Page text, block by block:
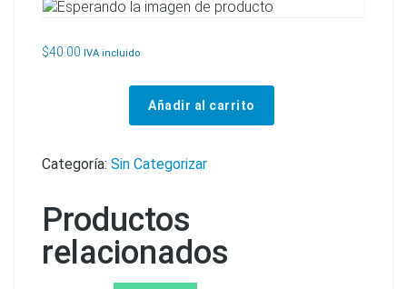
$40.00 IVA incluido
Añadir al carrito
Categoría: Sin Categorizar
Productos
relacionados